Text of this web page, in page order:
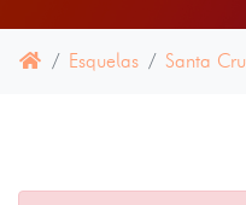
Esquelas Santa